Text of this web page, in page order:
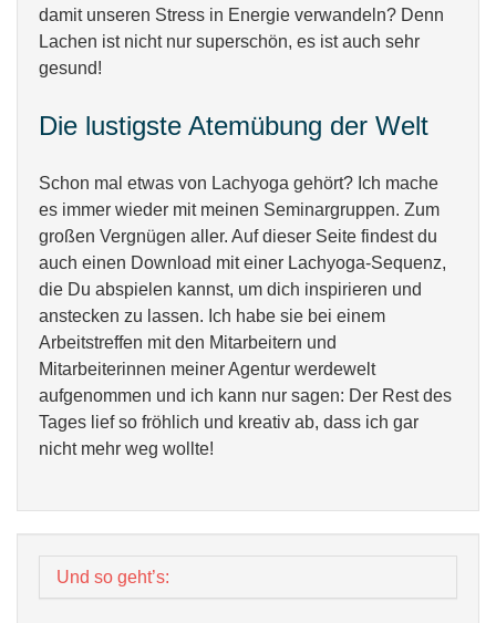
damit unseren Stress in Energie verwandeln? Denn
Lachen ist nicht nur superschön, es ist auch sehr
gesund!
Die lustigste Atemübung der Welt
Schon mal etwas von Lachyoga gehört? Ich mache
es immer wieder mit meinen Seminargruppen. Zum
großen Vergnügen aller. Auf dieser Seite findest du
auch einen Download mit einer Lachyoga-Sequenz,
die Du abspielen kannst, um dich inspirieren und
anstecken zu lassen. Ich habe sie bei einem
Arbeitstreffen mit den Mitarbeitern und
Mitarbeiterinnen meiner Agentur werdewelt
aufgenommen und ich kann nur sagen: Der Rest des
Tages lief so fröhlich und kreativ ab, dass ich gar
nicht mehr weg wollte!
Und so geht’s: